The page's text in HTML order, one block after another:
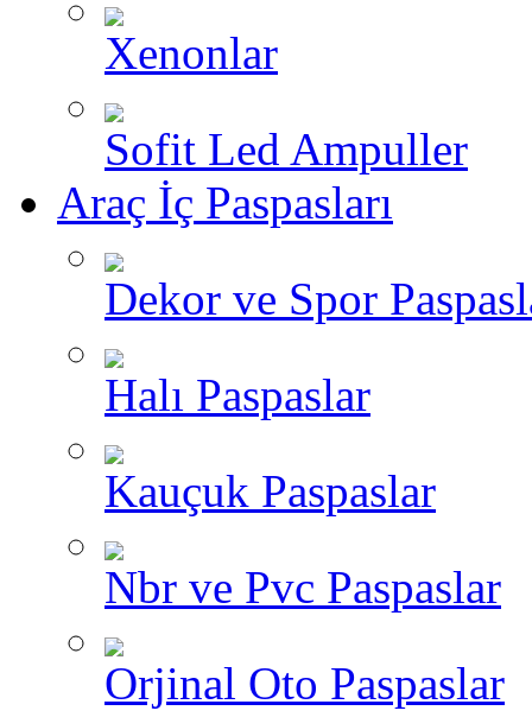
Xenonlar
Sofit Led Ampuller
Araç İç Paspasları
Dekor ve Spor
Halı Paspaslar
Kauçuk Paspaslar
Nbr ve Pvc Paspaslar
Orjinal Oto Paspaslar